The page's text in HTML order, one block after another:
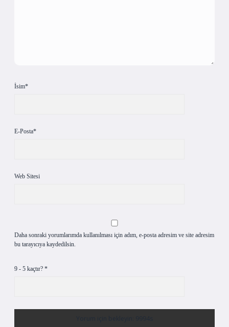
İsim*
E-Posta*
Web Sitesi
Daha sonraki yorumlarımda kullanılması için adım, e-posta adresim ve site adresim
bu tarayıcıya kaydedilsin.
9 - 5 kaçtır? *